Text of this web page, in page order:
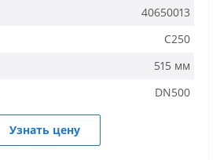
40650013
C250
515 мм
DN500
Узнать цену